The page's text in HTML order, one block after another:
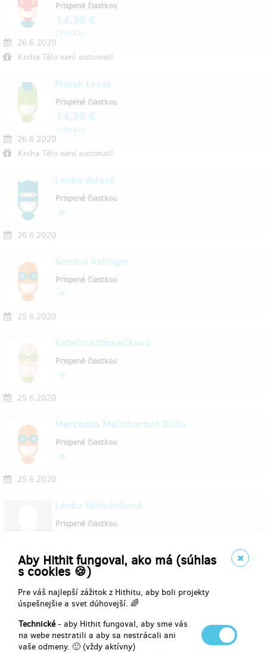
Aby Hithit fungoval, ako má (súhlas
s cookies 🍪)
Pre váš najlepší zážitok z Hithitu, aby boli projekty
úspešnejšie a svet dúhovejší. 🌈
Technické- aby Hithit fungoval, aby sme vás
na webe nestratili a aby sa nestrácali ani
vaše odmeny. 🙂 (vždy aktívny)
26.6.2020
Kniha Tělo není automat!
Prispené čiastkou
14,38 €
(349 Kč)
Marek Lysek
26.6.2020
Kniha Tělo není automat!
Prispené čiastkou
14,38 €
(349 Kč)
Lenka Valová
26.6.2020
Prispené čiastkou
Sandra Aelinger
25.6.2020
Prispené čiastkou
Kateřina Němečková
25.6.2020
Prispené čiastkou
Mercedes Melicharová Duda
25.6.2020
Prispené čiastkou
Lenka Skřivánková
25.6.2020
Prispené čiastkou
Jana Štěpánová -Katy salon
25.6.2020
Prispené čiastkou